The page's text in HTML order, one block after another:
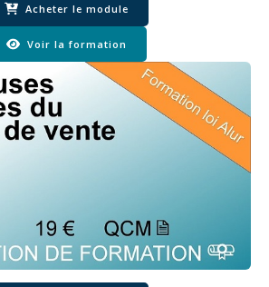
Acheter le module
Voir la formation